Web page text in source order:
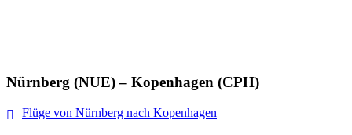
Nürnberg (NUE) – Kopenhagen (CPH)
Flüge von Nürnberg nach Kopenhagen